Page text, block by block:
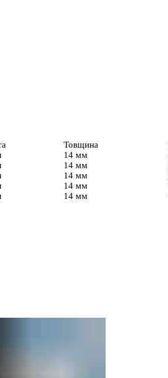
Товщина
14 мм
14 мм
14 мм
14 мм
14 мм